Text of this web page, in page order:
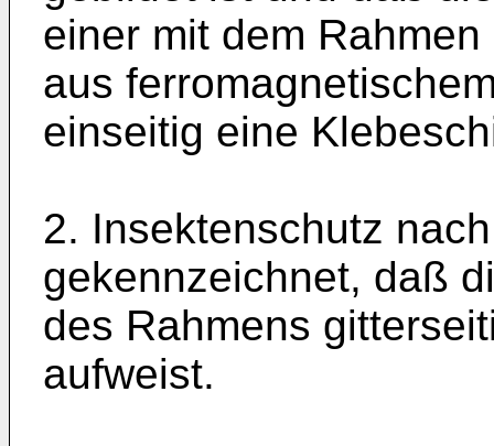
einer mit dem
aus
einseitig eine
2. Insektenschutz
gekennzeichnet, daß
des Rahmens
aufweist.